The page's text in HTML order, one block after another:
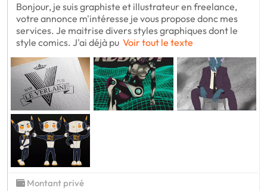
Bonjour, je suis graphiste et illustrateur en freelance,
votre annonce m'intéresse je vous propose donc mes
services. Je maitrise divers styles graphiques dont le
style comics. J'ai déjà pu Voir tout le texte
Montant privé